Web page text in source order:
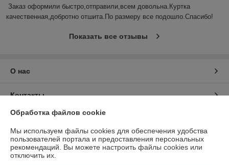
Заказ оформили быстро,отправили,всем довольна.Куртка
качественная,добротно отшита.По размеру все подошло.Спасибо!
Показать все отзывы
О нас
Контакты
Доставка и оплата
График работы
Обработка файлов cookie
Мы используем файлы cookies для обеспечения удобства
пользователей портала и предоставления персональных
рекомендаций. Вы можете настроить файлы cookies или
отключить их.